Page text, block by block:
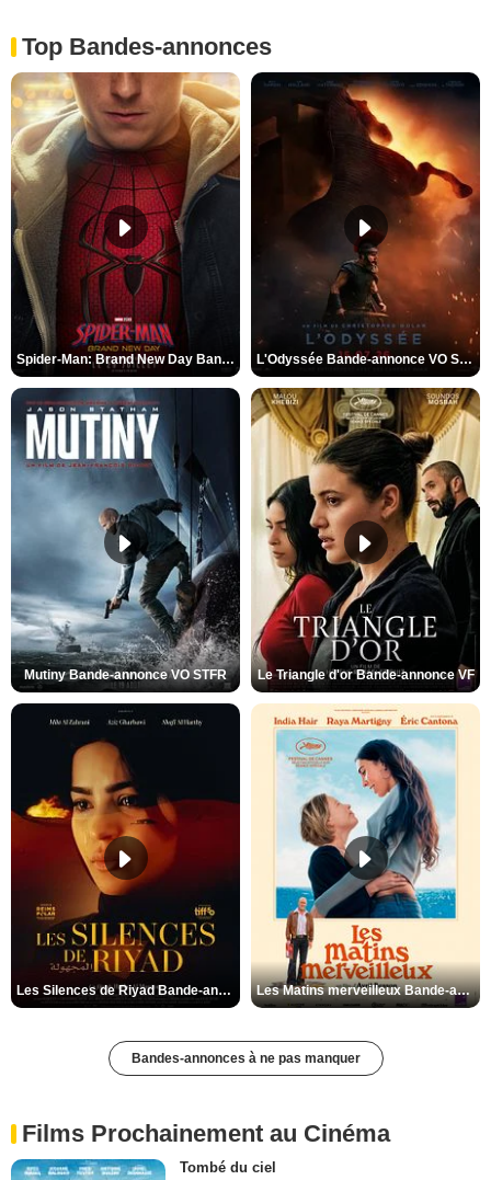
Top Bandes-annonces
Spider-Man: Brand New Day Bande-annonce VO STFR L'Odyssée Bande-annonce VO STFR
Mutiny Bande-annonce VO STFR Le Triangle d'or Bande-annonce VF
Les Silences de Riyad Bande-annonce VO STFR Les Matins merveilleux Bande-annonce VF
Bandes-annonces à ne pas manquer
Films Prochainement au Cinéma
Tombé du ciel